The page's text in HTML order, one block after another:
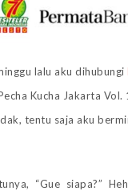
lalu aku dihubungi
Kucha Jakarta
tentu saja aku
“Gue siapa?”